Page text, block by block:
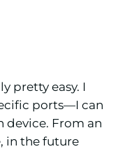
pretty easy. I
ports—I can
device. From an
in the future